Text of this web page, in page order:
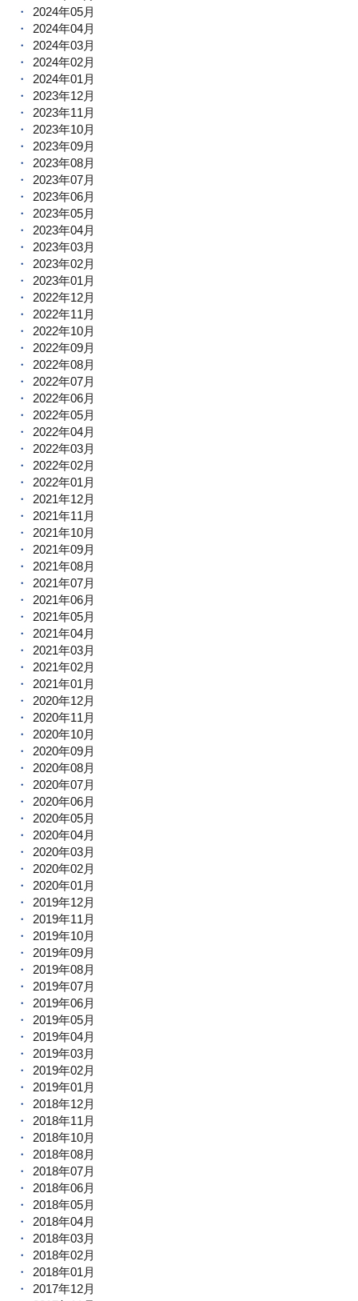
2024年05月
2024年04月
2024年03月
2024年02月
2024年01月
2023年12月
2023年11月
2023年10月
2023年09月
2023年08月
2023年07月
2023年06月
2023年05月
2023年04月
2023年03月
2023年02月
2023年01月
2022年12月
2022年11月
2022年10月
2022年09月
2022年08月
2022年07月
2022年06月
2022年05月
2022年04月
2022年03月
2022年02月
2022年01月
2021年12月
2021年11月
2021年10月
2021年09月
2021年08月
2021年07月
2021年06月
2021年05月
2021年04月
2021年03月
2021年02月
2021年01月
2020年12月
2020年11月
2020年10月
2020年09月
2020年08月
2020年07月
2020年06月
2020年05月
2020年04月
2020年03月
2020年02月
2020年01月
2019年12月
2019年11月
2019年10月
2019年09月
2019年08月
2019年07月
2019年06月
2019年05月
2019年04月
2019年03月
2019年02月
2019年01月
2018年12月
2018年11月
2018年10月
2018年08月
2018年07月
2018年06月
2018年05月
2018年04月
2018年03月
2018年02月
2018年01月
2017年12月